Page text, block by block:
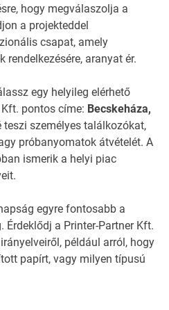
hogy megválaszolja a
a projekteddel
csapat, amely
rendelkezésére, aranyat ér.
egy helyileg elérhető
pontos címe: Becskeháza,
teszi személyes találkozókat,
próbanyomatok átvételét. A
ismerik a helyi piac
egyre fontosabb a
a Printer-Partner Kft.
például arról, hogy
papírt, vagy milyen típusú